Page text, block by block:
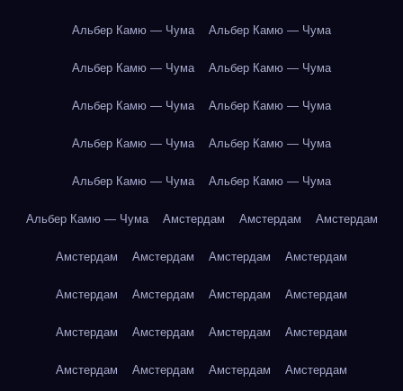
Альбер Камю — Чума Альбер Камю — Чума
Альбер Камю — Чума Альбер Камю — Чума
Альбер Камю — Чума Альбер Камю — Чума
Альбер Камю — Чума Альбер Камю — Чума
Альбер Камю — Чума Альбер Камю — Чума
Альбер Камю — Чума Амстердам Амстердам Амстердам
Амстердам Амстердам Амстердам Амстердам
Амстердам Амстердам Амстердам Амстердам
Амстердам Амстердам Амстердам Амстердам
Амстердам Амстердам Амстердам Амстердам